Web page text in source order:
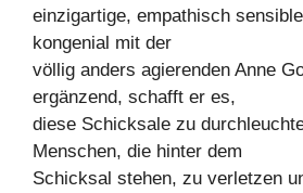
einzigartige, empathisch
kongenial mit der
völlig anders agierenden Anne
ergänzend, schafft er es,
diese Schicksale zu
Menschen, die hinter dem
Schicksal stehen, zu verletzen